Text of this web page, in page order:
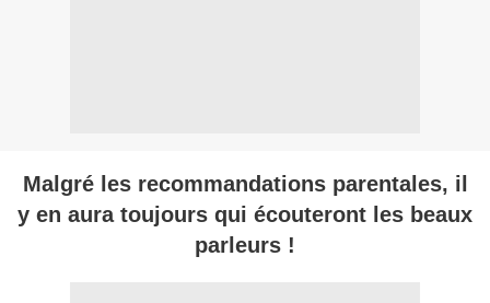
Malgré les recommandations parentales, il
y en aura toujours qui écouteront les beaux
parleurs !